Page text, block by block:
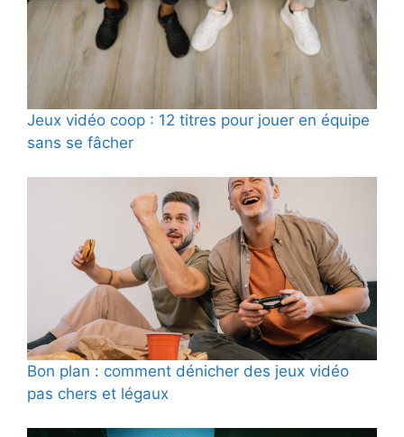
Jeux vidéo coop : 12 titres pour jouer en équipe
sans se fâcher
Bon plan : comment dénicher des jeux vidéo
pas chers et légaux